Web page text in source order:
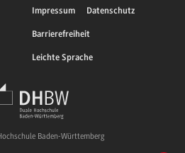
Impressum Datenschutz
Barrierefreiheit
Leichte Sprache
Baden-Württemberg